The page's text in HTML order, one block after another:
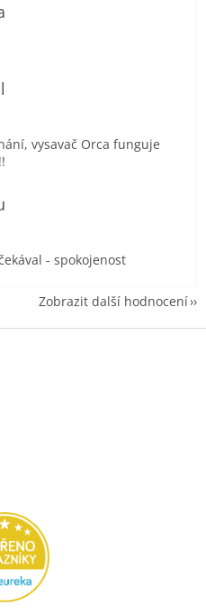
je 5 z 5 hvězdiček.
je 5 z 5 hvězdiček.
vysavač Orca funguje
je 5 z 5 hvězdiček.
- spokojenost
Zobrazit další hodnocení